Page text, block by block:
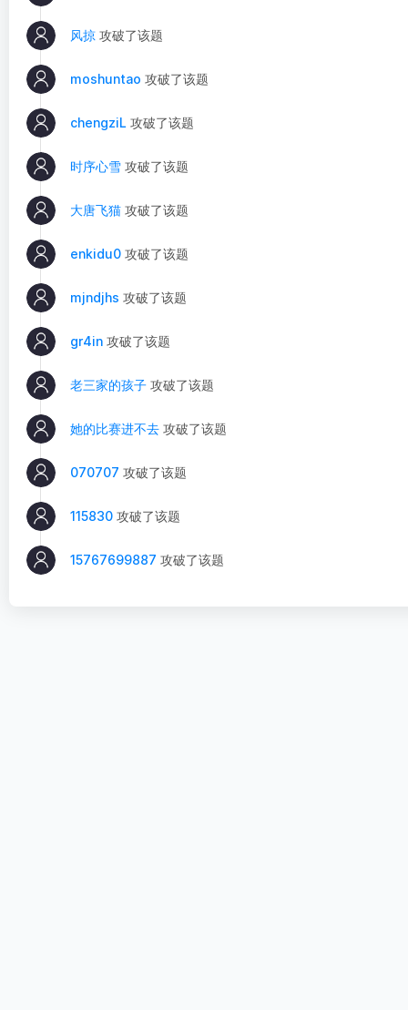
风掠 攻破了该题
moshuntao 攻破了该题
chengziL 攻破了该题
时序心雪 攻破了该题
大唐飞猫 攻破了该题
enkidu0 攻破了该题
mjndjhs 攻破了该题
gr4in 攻破了该题
老三家的孩子 攻破了该题
她的比赛进不去 攻破了该题
070707 攻破了该题
115830 攻破了该题
15767699887 攻破了该题